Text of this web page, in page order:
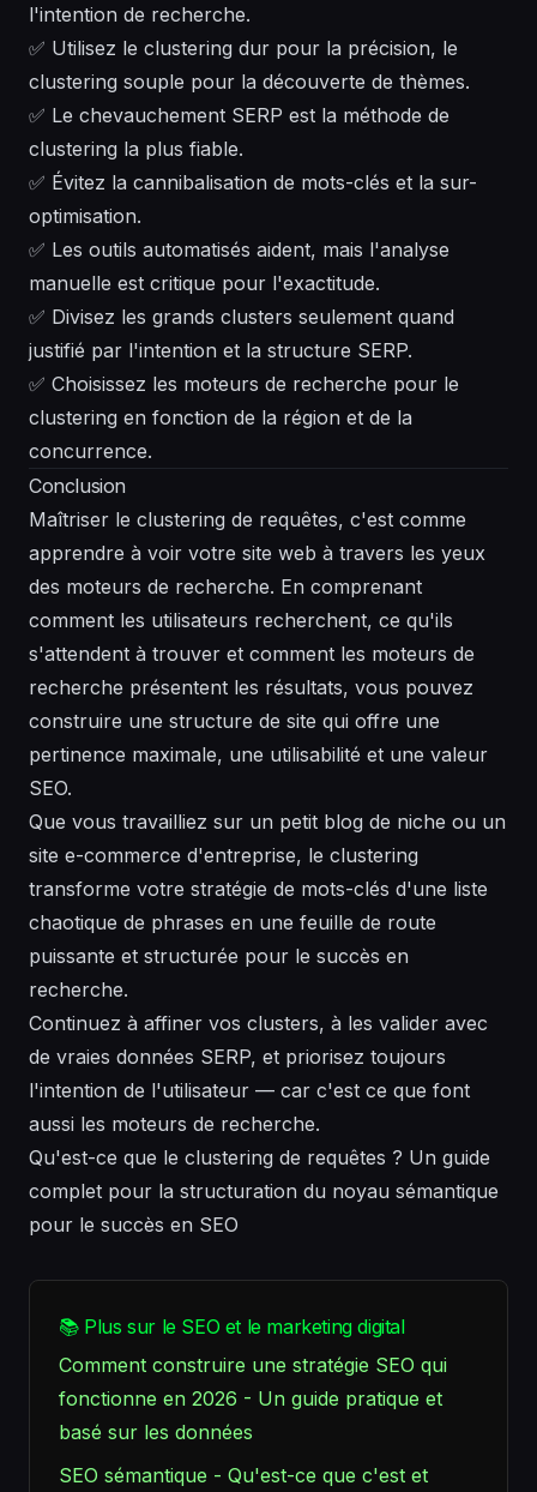
l'intention de recherche.
✅ Utilisez le clustering dur pour la précision, le
clustering souple pour la découverte de thèmes.
✅ Le chevauchement SERP est la méthode de
clustering la plus fiable.
✅ Évitez la cannibalisation de mots-clés et la sur-
optimisation.
✅ Les outils automatisés aident, mais l'analyse
manuelle est critique pour l'exactitude.
✅ Divisez les grands clusters seulement quand
justifié par l'intention et la structure SERP.
✅ Choisissez les moteurs de recherche pour le
clustering en fonction de la région et de la
concurrence.
Conclusion
Maîtriser le clustering de requêtes, c'est comme
apprendre à voir votre site web à travers les yeux
des moteurs de recherche. En comprenant
comment les utilisateurs recherchent, ce qu'ils
s'attendent à trouver et comment les moteurs de
recherche présentent les résultats, vous pouvez
construire une structure de site qui offre une
pertinence maximale, une utilisabilité et une valeur
SEO.
Que vous travailliez sur un petit blog de niche ou un
site e-commerce d'entreprise, le clustering
transforme votre stratégie de mots-clés d'une liste
chaotique de phrases en une feuille de route
puissante et structurée pour le succès en
recherche.
Continuez à affiner vos clusters, à les valider avec
de vraies données SERP, et priorisez toujours
l'intention de l'utilisateur — car c'est ce que font
aussi les moteurs de recherche.
Qu'est-ce que le clustering de requêtes ? Un guide
complet pour la structuration du noyau sémantique
pour le succès en SEO
📚 Plus sur le SEO et le marketing digital
Comment construire une stratégie SEO qui
fonctionne en 2026 - Un guide pratique et
basé sur les données
SEO sémantique - Qu'est-ce que c'est et